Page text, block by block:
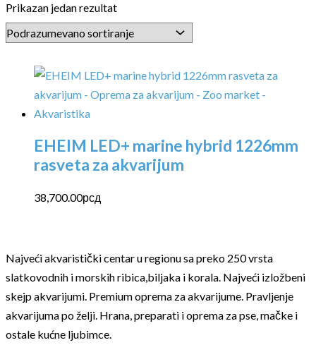
Prikazan jedan rezultat
EHEIM LED+ marine hybrid 1226mm
rasveta za akvarijum
38,700.00рсд
Najveći akvaristički centar u regionu sa preko 250 vrsta
slatkovodnih i morskih ribica,biljaka i korala. Najveći izložbeni
skejp akvarijumi. Premium oprema za akvarijume. Pravljenje
akvarijuma po želji. Hrana, preparati i oprema za pse, mačke i
ostale kućne ljubimce.